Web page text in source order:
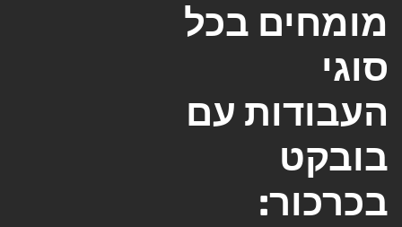
מומחים בכל
סוגי
העבודות עם
בובקט
בכרכור: